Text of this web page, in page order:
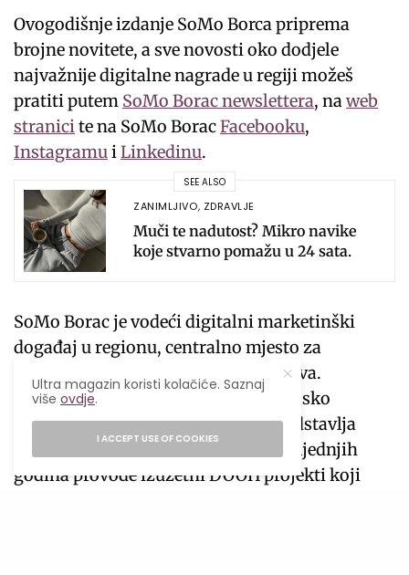
Ovogodišnje izdanje SoMo Borca priprema
brojne novitete, a sve novosti oko dodjele
najvažnije digitalne nagrade u regiji možeš
pratiti putem SoMo Borac newslettera, naweb
stranicite na SoMo BoracFacebooku,
InstagramuiLinkedinu.
SEE ALSO
ZANIMLJIVO, ZDRAVLJE
Muči te nadutost? Mikro navike
koje stvarno pomažu u 24 sata.
SoMo Borac je vodeći digitalni marketinški
događaj u regionu, centralno mjesto za
razmjenu znanja i najnovijih trendova.
Dodavanje nagrade za digitalno vanjsko
oglašavanje (DOOH) ove godine predstavlja
izvrstan iskorak. U Hrvatskoj se posljednjih
godina provode izuzetni DOOH projekti koji
Ultra magazin koristi kolačiće. Saznaj
višeovdje.
I ACCEPT USE OF COOKIES